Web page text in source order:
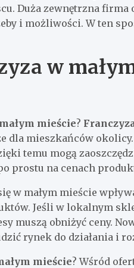
Duża zewnętrzna firma
i możliwości. W ten
w
mieście?
dla mieszkańców okolicy.
temu mogą
prostu na cenach
w małym mieście
Jeśli w lokalnym
muszą obniżyć ceny.
rynek do działania i
mieście? Wśród